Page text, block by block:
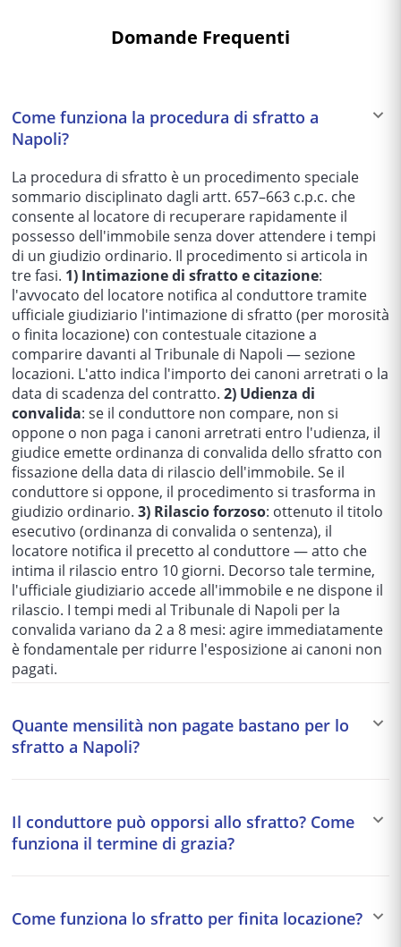
Domande Frequenti
Come funziona la procedura di sfratto a
Napoli?
La procedura di sfratto è un procedimento speciale
sommario disciplinato dagli artt. 657–663 c.p.c. che
consente al locatore di recuperare rapidamente il
possesso dell'immobile senza dover attendere i tempi
di un giudizio ordinario. Il procedimento si articola in
tre fasi. 1) Intimazione di sfratto e citazione:
l'avvocato del locatore notifica al conduttore tramite
ufficiale giudiziario l'intimazione di sfratto (per morosità
o finita locazione) con contestuale citazione a
comparire davanti al Tribunale di Napoli — sezione
locazioni. L'atto indica l'importo dei canoni arretrati o la
data di scadenza del contratto. 2) Udienza di
convalida: se il conduttore non compare, non si
oppone o non paga i canoni arretrati entro l'udienza, il
giudice emette ordinanza di convalida dello sfratto con
fissazione della data di rilascio dell'immobile. Se il
conduttore si oppone, il procedimento si trasforma in
giudizio ordinario. 3) Rilascio forzoso: ottenuto il titolo
esecutivo (ordinanza di convalida o sentenza), il
locatore notifica il precetto al conduttore — atto che
intima il rilascio entro 10 giorni. Decorso tale termine,
l'ufficiale giudiziario accede all'immobile e ne dispone il
rilascio. I tempi medi al Tribunale di Napoli per la
convalida variano da 2 a 8 mesi: agire immediatamente
è fondamentale per ridurre l'esposizione ai canoni non
pagati.
Quante mensilità non pagate bastano per lo
sfratto a Napoli?
l'art. 5 L. 392/1978 qualifica come grave inadempimento
il mancato pagamento di importi superiori a due
commerciali non è richiesta diffida preventiva. Il
Il conduttore può opporsi allo sfratto? Come
funziona il termine di grazia?
all'udienza di convalida e contesta il diritto del locatore
Come funziona lo sfratto per finita locazione?